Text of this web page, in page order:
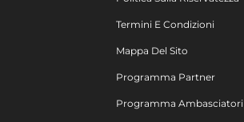
Termini E Condizioni
Mappa Del Sito
Programma Partner
Programma Ambasciatori